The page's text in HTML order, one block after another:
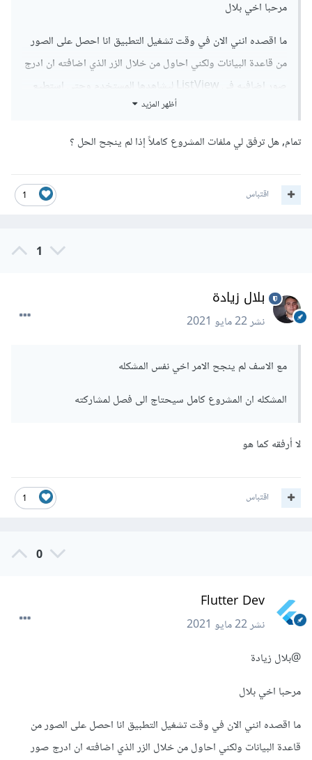
مرحبا اخي بلال
ما اقصده انني الان في وقت تشغيل التطبيق انا احصل على الصور
من قاعدة البيانات ولكني احاول من خلال الزر الذي اضافته ان ادرج
صور اضافيه في ListView ليشاهدها المستخدم وحتى استطيع
لاحقا حفظها في قاعدة البيانات من خلال ListView
أظهر المزيد
تمام, هل ترفق لي ملفات المشروع كاملاً إذا لم ينجح الحل ؟
1 اقتباس
1
بلال زيادة
نشر22 مايو 2021
مع الاسف لم ينجح الامر اخي نفس المشكله
المشكله ان المشروع كامل سيحتاج الى فصل لمشاركته
لا أرفقه كما هو
1 اقتباس
0
Flutter Dev
نشر22 مايو 2021
@بلال زيادة
مرحبا اخي بلال
ما اقصده انني الان في وقت تشغيل التطبيق انا احصل على الصور من
قاعدة البيانات ولكني احاول من خلال الزر الذي اضافته ان ادرج صور